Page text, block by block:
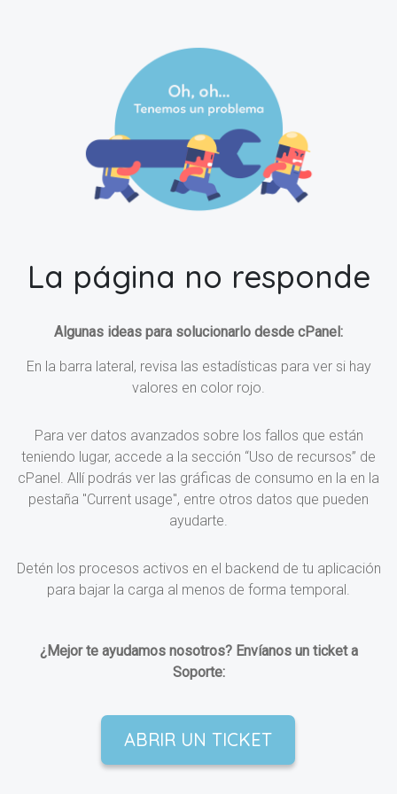
La página no responde
Algunas ideas para solucionarlo desde cPanel:
En la barra lateral, revisa las estadísticas para ver si hay
valores en color rojo.
Para ver datos avanzados sobre los fallos que están
teniendo lugar, accede a la sección “Uso de recursos” de
cPanel. Allí podrás ver las gráficas de consumo en la en la
pestaña "Current usage", entre otros datos que pueden
ayudarte.
Detén los procesos activos en el backend de tu aplicación
para bajar la carga al menos de forma temporal.
¿Mejor te ayudamos nosotros? Envíanos un ticket a
Soporte:
ABRIR UN TICKET